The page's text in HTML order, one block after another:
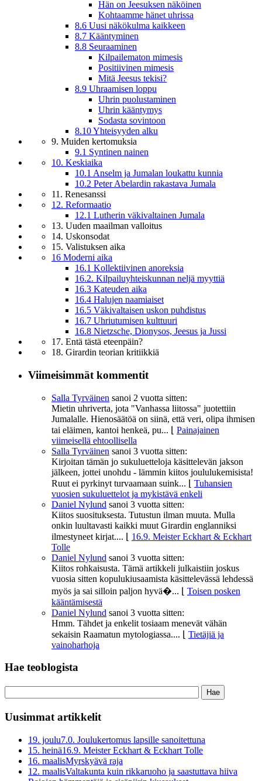
Hän on Jeesuksen näköinen
Kohtaamme hänet uhrissa
8.6 Uusi näkökulma kaikkeen
8.7 Kääntyminen
8.8 Seuraaminen
Kilpailematon mimesis
Positiivinen mimesis
Mitä Jeesus tekisi?
8.9 Uhraamisen loppu
Uhrin puolustaminen
Uhrin kääntymys
Sodasta sovintoon
8.10 Yhteisyyden alku
9. Muiden kertomuksia
9.1 Syntinen nainen
10. Keskiaika
10.1 Anselm ja Jumalan loukattu kunnia
10.2 Peter Abelardin rakastava Jumala
11. Renesanssi
12. Reformaatio
12.1 Lutherin väkivaltainen Jumala
13. Uuden maailman valloitus
14. Uskonsodat
15. Valistuksen aika
16 Moderni aika
16.1 Kollektiivinen anoreksia
16.2. Kilpailuyhteiskunnan neljä myyttiä
16.3 Kateuden aika
16.4 Halujen naamiaiset
16.5 Väkivaltaisen uskon puhdistus
16.7 Uhriutumisen kulttuuri
16.8 Nietzsche, Dionysos, Jeesus ja Jussi
17. Entä tästä eteenpäin?
18. Girardin teorian kritiikkiä
Viimeisimmät kommentit
Salla Tyrväinen sanoi 2 vuotta sitten:
Mietin uhriverta, jota "Vanhassa liitossa" juotettiin
Jumalalle. Hienosäätöä on siinä, että veri, olipa ihmisen
tai eläimen, kantoi henkeä, pu...
Painajainen
viimeisellä ehtoollisella
Salla Tyrväinen sanoi 3 vuotta sitten:
Kirjoitan tämän jo sukuluetteloja käsittelevän jakson
jälkeen, jottei unohdu - lämmin kiitos joululukemisista!
Ruut ei pyrkinyt turvaamaan suink...
Tuhansien
vuosien sukuluettelot ja mykistävä enkeli
Daniel Nylund sanoi 3 vuotta sitten:
Kiitos suosituksesta. Tutustun ilman muuta. Mulla
onkin luultavasti kaikki muut Girardin englanniksi
ilmestyneet kirjat....
16.9. Meister Eckhart & Eckhart
Tolle
Daniel Nylund sanoi 3 vuotta sitten:
Kiitos rohkaisusta. Tämä artikkeli julkaistiin joskus
vuosia sitten kopulukiusaamista käsittelevässä lehdessä
myös ja sai silloin paljon hyvä�...
Toisen posken
kääntämisestä
Daniel Nylund sanoi 3 vuotta sitten:
Hmm. Tähdet ja enkelit tosiaam menevät vähän
sekaisin Raamatun mytologiassa....
Tietäjiä ja
vainoharhoja
Hae teoblogista
Uusimmat artikkelit
19. joulu7.0. Joulukertomus lapsille sanoitettuna
15. heinä16.9. Meister Eckhart & Eckhart Tolle
16. maalisMyrskyävä raja
12. maalisValtakunta kuin rikkaruoho ja saastuttava hiiva